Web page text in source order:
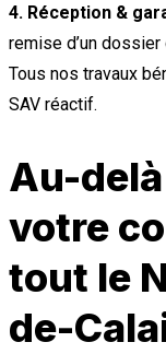
4. Réception &
remise d’un
Tous nos travaux
SAV réactif.
Au-
votre
tout le
de-